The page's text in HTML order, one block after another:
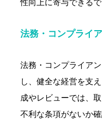
性向上に寄与できるで
法務・コンプライ
法務・コンプライア
し、健全な経営を支
成やレビューでは、
不利な条項がないか確